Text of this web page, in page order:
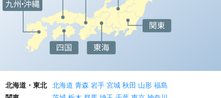
北海道・東北 北海道 青森 岩手 宮城 秋田 山形 福島